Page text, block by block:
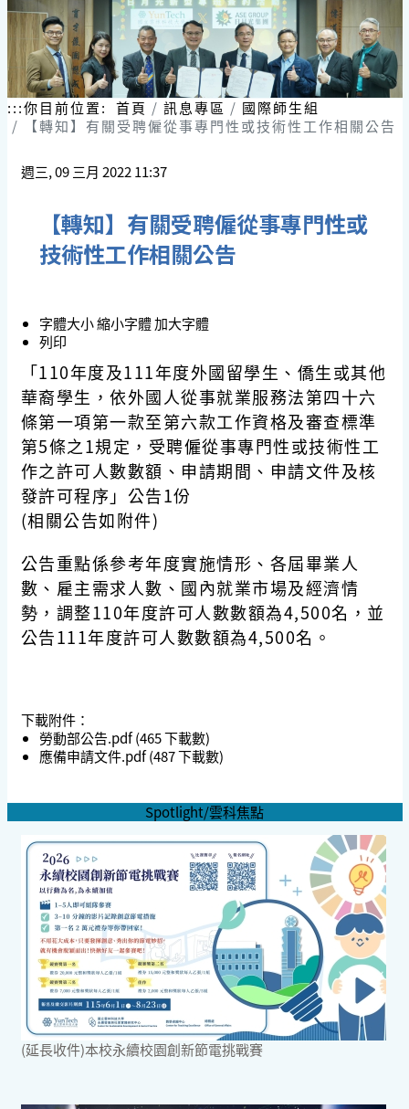
:::你目前位置: 首頁 訊息專區
國際師生組
【轉知】有關受聘僱從事專門性或技術性工作相關公告
週三, 09 三月 2022 11:37
【轉知】有關受聘僱從事專門性或
技術性工作相關公告
字體大小縮小字體加大字體
列印
「110年度及111年度外國留學生、僑生或其他
華裔學生，依外國人從事就業服務法第四十六
條第一項第一款至第六款工作資格及審查標準
第5條之1規定，受聘僱從事專門性或技術性工
作之許可人數數額、申請期間、申請文件及核
發許可程序」公告1份
(相關公告如附件)
公告重點係參考年度實施情形、各屆畢業人
數、雇主需求人數、國內就業市場及經濟情
勢，調整110年度許可人數數額為4,500名，並
公告111年度許可人數數額為4,500名。
下載附件：
勞動部公告.pdf (465 下載數)
應備申請文件.pdf (487 下載數)
Spotlight/雲科焦點
(延長收件)本校永續校園創新節電挑戰賽